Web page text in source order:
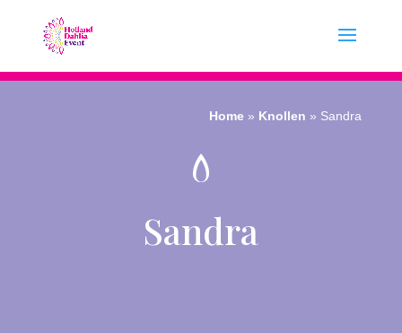
Home » Knollen » Sandra
Sandra